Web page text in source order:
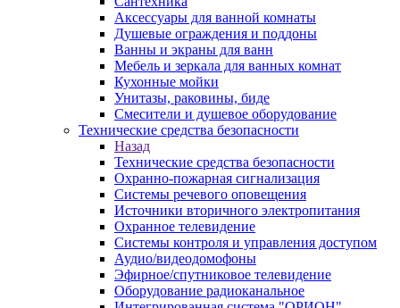
Аксессуары для ванной комнаты
Душевые ограждения и поддоны
Ванны и экраны для ванн
Мебель и зеркала для ванных комнат
Кухонные мойки
Унитазы, раковины, биде
Смесители и душевое оборудование
Технические средства безопасности
Назад
Технические средства безопасности
Охранно-пожарная сигнализация
Системы речевого оповещения
Источники вторичного электропитания
Охранное телевидение
Системы контроля и управления доступом
Аудио/видеодомофоны
Эфирное/спутниковое телевидение
Оборудование радиоканальное